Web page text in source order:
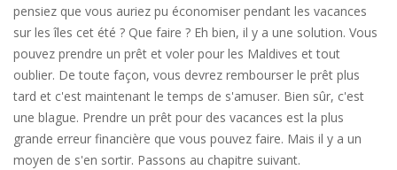
pensiez que vous auriez pu économiser pendant les vacances
sur les îles cet été ? Que faire ? Eh bien, il y a une solution. Vous
pouvez prendre un prêt et voler pour les Maldives et tout
oublier. De toute façon, vous devrez rembourser le prêt plus
tard et c'est maintenant le temps de s'amuser. Bien sûr, c'est
une blague. Prendre un prêt pour des vacances est la plus
grande erreur financière que vous pouvez faire. Mais il y a un
moyen de s'en sortir. Passons au chapitre suivant.